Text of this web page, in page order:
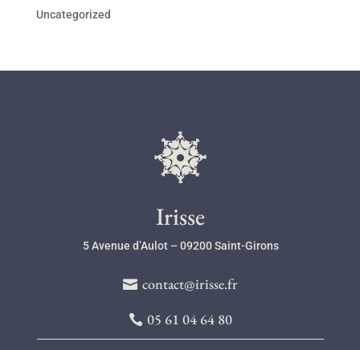
Uncategorized
l
Irisse
5 Avenue d’Aulot – 09200 Saint-Girons
contact@irisse.fr
05 61 04 64 80